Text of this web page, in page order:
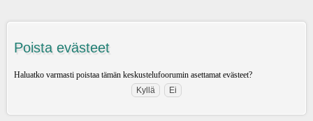
Poista evästeet
Haluatko varmasti poistaa tämän keskustelufoorumin asettamat evästeet?